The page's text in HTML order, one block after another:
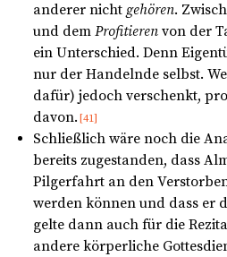
anderer nicht gehören.
und dem Profitieren von der
ein Unterschied. Denn
nur der Handelnde selbst.
dafür) jedoch verschenkt,
davon. [41]
Schließlich wäre noch die
bereits zugestanden, dass
Pilgerfahrt an den
werden können und dass er
gelte dann auch für die
andere körperliche